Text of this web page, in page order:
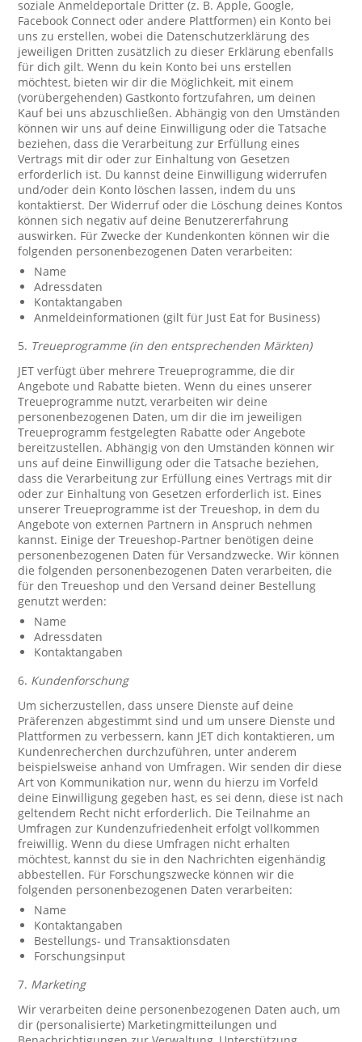
soziale Anmeldeportale Dritter (z. B. Apple, Google,
Facebook Connect oder andere Plattformen) ein Konto bei
uns zu erstellen, wobei die Datenschutzerklärung des
jeweiligen Dritten zusätzlich zu dieser Erklärung ebenfalls
für dich gilt. Wenn du kein Konto bei uns erstellen
möchtest, bieten wir dir die Möglichkeit, mit einem
(vorübergehenden) Gastkonto fortzufahren, um deinen
Kauf bei uns abzuschließen. Abhängig von den Umständen
können wir uns auf deine Einwilligung oder die Tatsache
beziehen, dass die Verarbeitung zur Erfüllung eines
Vertrags mit dir oder zur Einhaltung von Gesetzen
erforderlich ist. Du kannst deine Einwilligung widerrufen
und/oder dein Konto löschen lassen, indem du uns
kontaktierst. Der Widerruf oder die Löschung deines Kontos
können sich negativ auf deine Benutzererfahrung
auswirken. Für Zwecke der Kundenkonten können wir die
folgenden personenbezogenen Daten verarbeiten:
Name
Adressdaten
Kontaktangaben
Anmeldeinformationen (gilt für Just Eat for Business)
5. Treueprogramme (in den entsprechenden Märkten)
JET verfügt über mehrere Treueprogramme, die dir
Angebote und Rabatte bieten. Wenn du eines unserer
Treueprogramme nutzt, verarbeiten wir deine
personenbezogenen Daten, um dir die im jeweiligen
Treueprogramm festgelegten Rabatte oder Angebote
bereitzustellen. Abhängig von den Umständen können wir
uns auf deine Einwilligung oder die Tatsache beziehen,
dass die Verarbeitung zur Erfüllung eines Vertrags mit dir
oder zur Einhaltung von Gesetzen erforderlich ist. Eines
unserer Treueprogramme ist der Treueshop, in dem du
Angebote von externen Partnern in Anspruch nehmen
kannst. Einige der Treueshop-Partner benötigen deine
personenbezogenen Daten für Versandzwecke. Wir können
die folgenden personenbezogenen Daten verarbeiten, die
für den Treueshop und den Versand deiner Bestellung
genutzt werden:
Name
Adressdaten
Kontaktangaben
6. Kundenforschung
Um sicherzustellen, dass unsere Dienste auf deine
Präferenzen abgestimmt sind und um unsere Dienste und
Plattformen zu verbessern, kann JET dich kontaktieren, um
Kundenrecherchen durchzuführen, unter anderem
beispielsweise anhand von Umfragen. Wir senden dir diese
Art von Kommunikation nur, wenn du hierzu im Vorfeld
deine Einwilligung gegeben hast, es sei denn, diese ist nach
geltendem Recht nicht erforderlich. Die Teilnahme an
Umfragen zur Kundenzufriedenheit erfolgt vollkommen
freiwillig. Wenn du diese Umfragen nicht erhalten
möchtest, kannst du sie in den Nachrichten eigenhändig
abbestellen. Für Forschungszwecke können wir die
folgenden personenbezogenen Daten verarbeiten:
Name
Kontaktangaben
Bestellungs- und Transaktionsdaten
Forschungsinput
7. Marketing
Wir verarbeiten deine personenbezogenen Daten auch, um
dir (personalisierte) Marketingmitteilungen und